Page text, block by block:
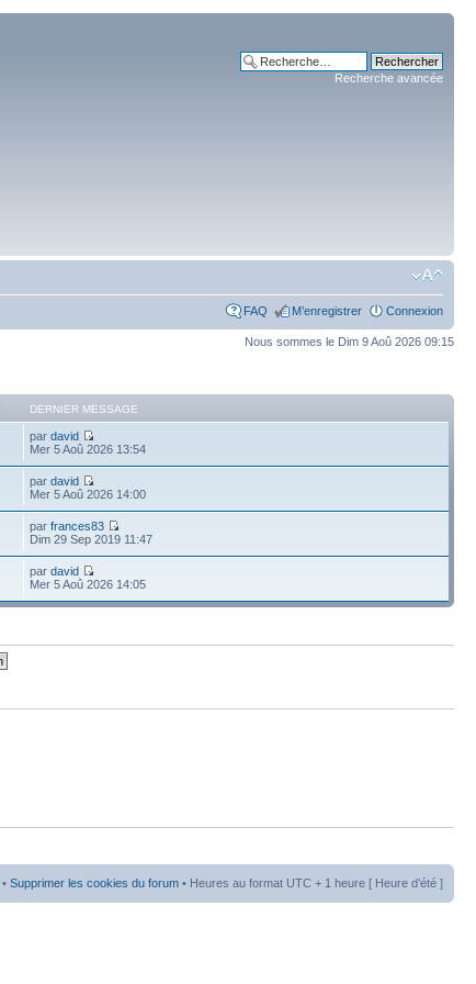
Recherche avancée
FAQ M’enregistrer Connexion
Nous sommes le Dim 9 Aoû 2026 09:15
DERNIER MESSAGE
pardavid
Mer 5 Aoû 2026 13:54
pardavid
Mer 5 Aoû 2026 14:00
parfrances83
Dim 29 Sep 2019 11:47
pardavid
Mer 5 Aoû 2026 14:05
• Supprimer les cookies du forum • Heures au format UTC + 1 heure [ Heure d’été ]